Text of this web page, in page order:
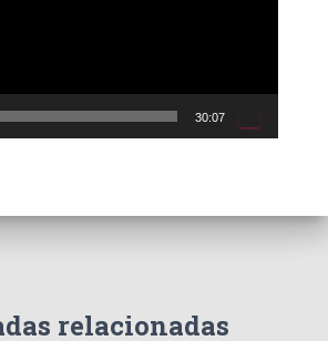
30:07
relacionadas